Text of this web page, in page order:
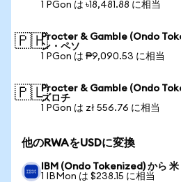
1 PGon は ৳18,481.88 に相当
🇵🇭Procter & Gamble (Ondo
ン・ペソ
1 PGon は ₱9,090.53 に相当
🇵🇱Procter & Gamble (Ondo
ズロチ
1 PGon は zł 556.76 に相当
他のRWAをUSDに変換
IBM (Ondo Tokenized) から 米
1 IBMon は $238.15 に相当